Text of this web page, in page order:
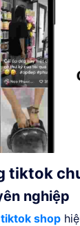
tiktok
nghiệp
shop